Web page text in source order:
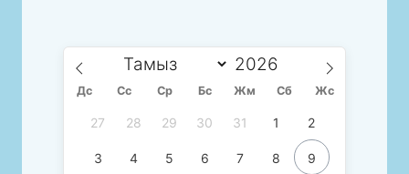
Дс Сc Ср Бс Жм Сб Жс
27 28 29 30 31 1 2
3 4 5 6 7 8 9